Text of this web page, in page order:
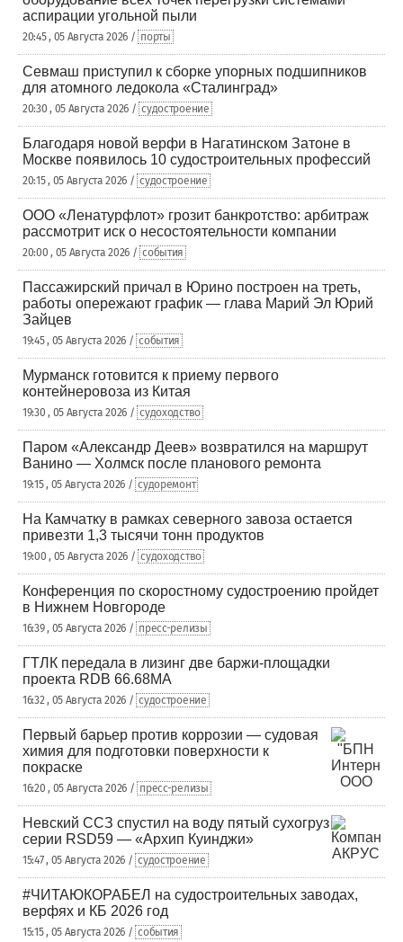
аспирации угольной пыли
20:45 , 05 Августа 2026 / порты
Севмаш приступил к сборке упорных подшипников
для атомного ледокола «Сталинград»
20:30 , 05 Августа 2026 / судостроение
Благодаря новой верфи в Нагатинском Затоне в
Москве появилось 10 судостроительных профессий
20:15 , 05 Августа 2026 / судостроение
ООО «Ленатурфлот» грозит банкротство: арбитраж
рассмотрит иск о несостоятельности компании
20:00 , 05 Августа 2026 / события
Пассажирский причал в Юрино построен на треть,
работы опережают график — глава Марий Эл Юрий
Зайцев
19:45 , 05 Августа 2026 / события
Мурманск готовится к приему первого
контейнеровоза из Китая
19:30 , 05 Августа 2026 / судоходство
Паром «Александр Деев» возвратился на маршрут
Ванино — Холмск после планового ремонта
19:15 , 05 Августа 2026 / судоремонт
На Камчатку в рамках северного завоза остается
привезти 1,3 тысячи тонн продуктов
19:00 , 05 Августа 2026 / судоходство
Конференция по скоростному судостроению пройдет
в Нижнем Новгороде
16:39 , 05 Августа 2026 / пресс-релизы
ГТЛК передала в лизинг две баржи-площадки
проекта RDB 66.68МА
16:32 , 05 Августа 2026 / судостроение
Первый барьер против коррозии — судовая
химия для подготовки поверхности к
покраске
16:20 , 05 Августа 2026 / пресс-релизы
Невский ССЗ спустил на воду пятый сухогруз
серии RSD59 — «Архип Куинджи»
15:47 , 05 Августа 2026 / судостроение
#ЧИТАЮКОРАБЕЛ на судостроительных заводах,
верфях и КБ 2026 год
15:15 , 05 Августа 2026 / события